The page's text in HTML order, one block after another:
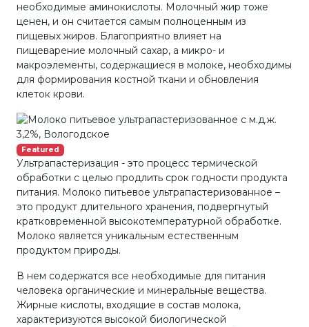
необходимые аминокислоты. Молочный жир тоже
ценен, и он считается самым полноценным из
пищевых жиров. Благоприятно влияет на
пищеварение молочный сахар, а микро- и
макроэлементы, содержащиеся в молоке, необходимы
для формирования костной ткани и обновления
клеток крови.
Featured
Ультрапастеризация - это процесс термической
обработки с целью продлить срок годности продукта
питания. Молоко питьевое ультрапастеризованное –
это продукт длительного хранения, подвергнутый
кратковременной высокотемпературной обработке.
Молоко является уникальным естественным
продуктом природы.
В нем содержатся все необходимые для питания
человека органические и минеральные вещества.
Жирные кислоты, входящие в состав молока,
характеризуются высокой биологической